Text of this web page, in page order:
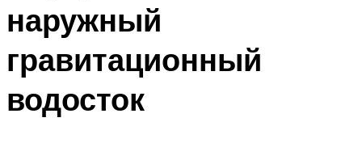
наружный
гравитационный
водосток